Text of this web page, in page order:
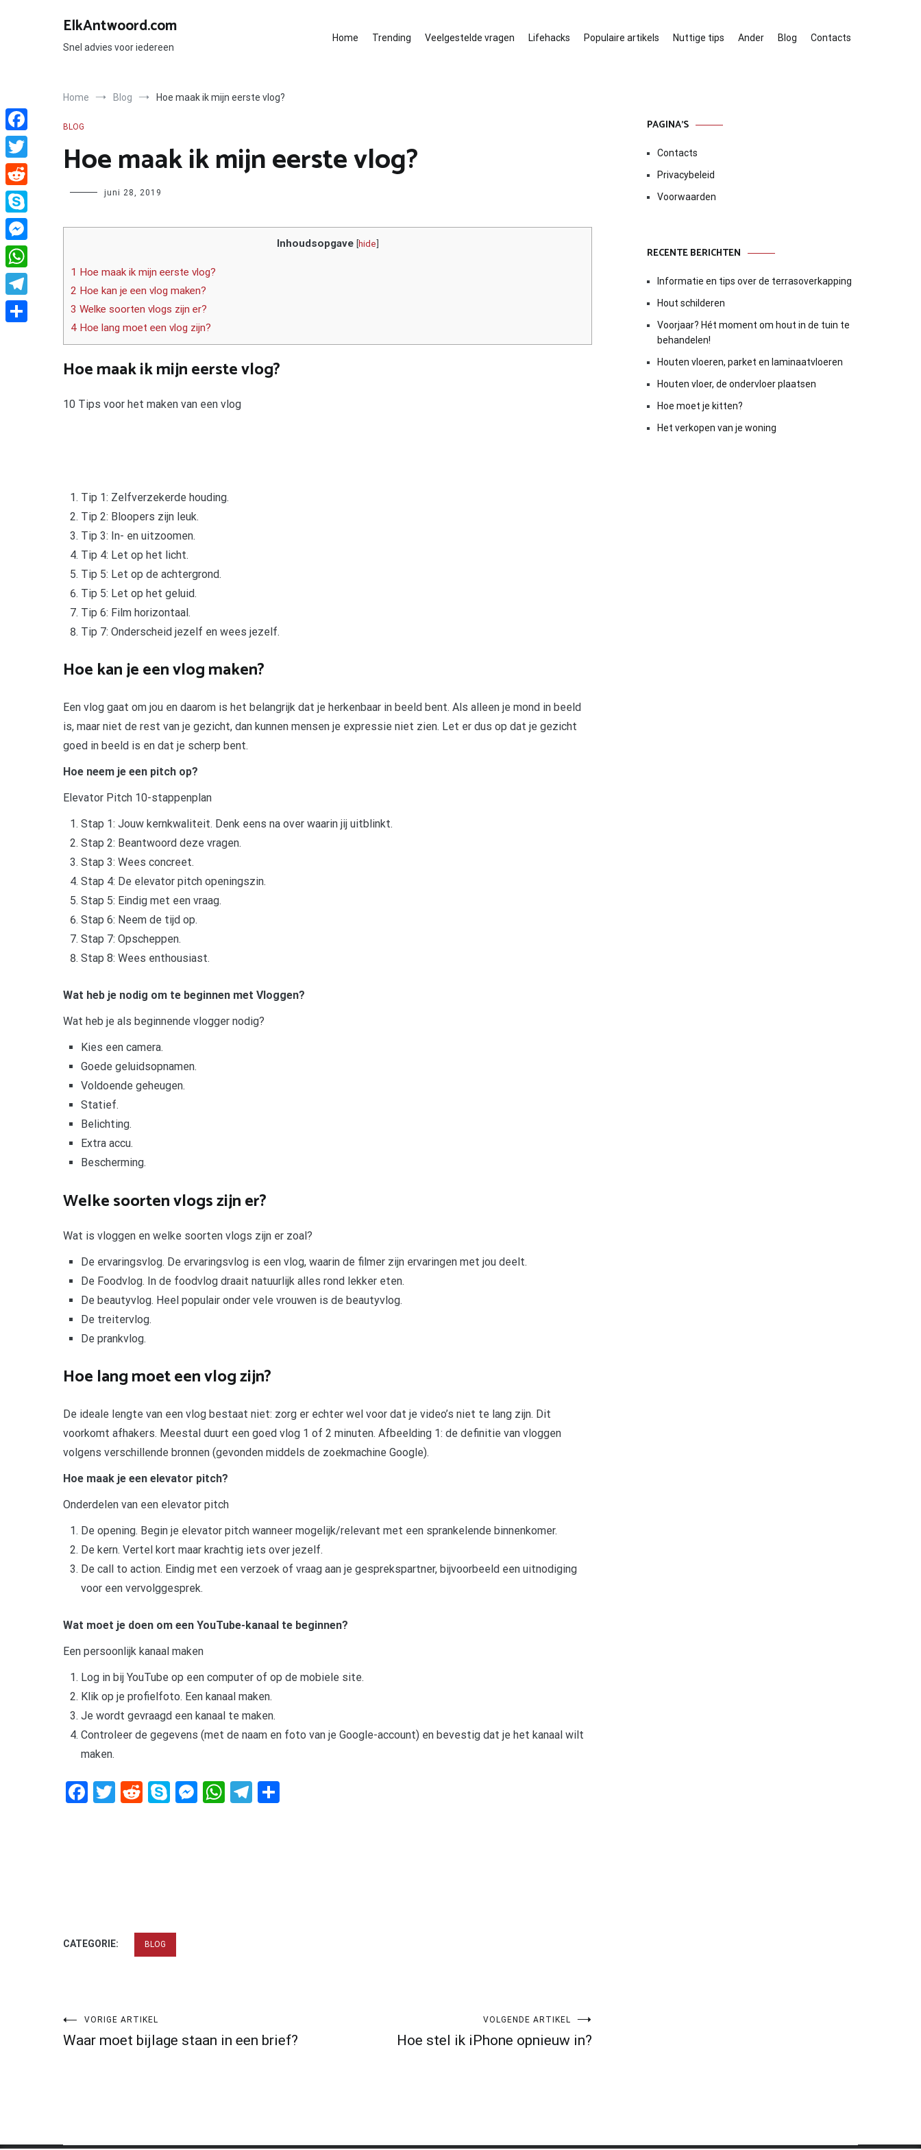
ElkAntwoord.com
Snel advies voor iedereen
Home Trending Veelgestelde vragen Lifehacks Populaire artikels Nuttige tips Ander Blog Contacts
Home Blog Hoe maak ik mijn eerste vlog?
BLOG
Hoe maak ik mijn eerste vlog?
Author juni 28, 2019
Inhoudsopgave [hide]
1 Hoe maak ik mijn eerste vlog?
2 Hoe kan je een vlog maken?
3 Welke soorten vlogs zijn er?
4 Hoe lang moet een vlog zijn?
Hoe maak ik mijn eerste vlog?
10 Tips voor het maken van een vlog
Tip 1: Zelfverzekerde houding.
Tip 2: Bloopers zijn leuk.
Tip 3: In- en uitzoomen.
Tip 4: Let op het licht.
Tip 5: Let op de achtergrond.
Tip 5: Let op het geluid.
Tip 6: Film horizontaal.
Tip 7: Onderscheid jezelf en wees jezelf.
Hoe kan je een vlog maken?
Een vlog gaat om jou en daarom is het belangrijk dat je herkenbaar in beeld bent. Als alleen je mond in beeld
is, maar niet de rest van je gezicht, dan kunnen mensen je expressie niet zien. Let er dus op dat je gezicht
goed in beeld is en dat je scherp bent.
Hoe neem je een pitch op?
Elevator Pitch 10-stappenplan
Stap 1: Jouw kernkwaliteit. Denk eens na over waarin jij uitblinkt.
Stap 2: Beantwoord deze vragen.
Stap 3: Wees concreet.
Stap 4: De elevator pitch openingszin.
Stap 5: Eindig met een vraag.
Stap 6: Neem de tijd op.
Stap 7: Opscheppen.
Stap 8: Wees enthousiast.
Wat heb je nodig om te beginnen met Vloggen?
Wat heb je als beginnende vlogger nodig?
Kies een camera.
Goede geluidsopnamen.
Voldoende geheugen.
Statief.
Belichting.
Extra accu.
Bescherming.
Welke soorten vlogs zijn er?
Wat is vloggen en welke soorten vlogs zijn er zoal?
De ervaringsvlog. De ervaringsvlog is een vlog, waarin de filmer zijn ervaringen met jou deelt.
De Foodvlog. In de foodvlog draait natuurlijk alles rond lekker eten.
De beautyvlog. Heel populair onder vele vrouwen is de beautyvlog.
De treitervlog.
De prankvlog.
Hoe lang moet een vlog zijn?
De ideale lengte van een vlog bestaat niet: zorg er echter wel voor dat je video’s niet te lang zijn. Dit
voorkomt afhakers. Meestal duurt een goed vlog 1 of 2 minuten. Afbeelding 1: de definitie van vloggen
volgens verschillende bronnen (gevonden middels de zoekmachine Google).
Hoe maak je een elevator pitch?
Onderdelen van een elevator pitch
De opening. Begin je elevator pitch wanneer mogelijk/relevant met een sprankelende binnenkomer.
De kern. Vertel kort maar krachtig iets over jezelf.
De call to action. Eindig met een verzoek of vraag aan je gesprekspartner, bijvoorbeeld een uitnodiging
voor een vervolggesprek.
Wat moet je doen om een YouTube-kanaal te beginnen?
Een persoonlijk kanaal maken
Log in bij YouTube op een computer of op de mobiele site.
Klik op je profielfoto. Een kanaal maken.
Je wordt gevraagd een kanaal te maken.
Controleer de gegevens (met de naam en foto van je Google-account) en bevestig dat je het kanaal wilt
maken.
Facebook
Twitter
RedditSkypeMessenger
WhatsApp
Telegram
CATEGORIE: BLOG
Bericht
navigatie
VORIGE ARTIKEL
Waar moet bijlage staan in een brief?
VOLGENDE ARTIKEL
Hoe stel ik iPhone opnieuw in?
PAGINA’S
Contacts
Privacybeleid
Voorwaarden
RECENTE BERICHTEN
Informatie en tips over de terrasoverkapping
Hout schilderen
Voorjaar? Hét moment om hout in de tuin te
behandelen!
Houten vloeren, parket en laminaatvloeren
Houten vloer, de ondervloer plaatsen
Hoe moet je kitten?
Het verkopen van je woning
Facebook
Twitter
Reddit
Skype
Messenger
WhatsApp
Telegram